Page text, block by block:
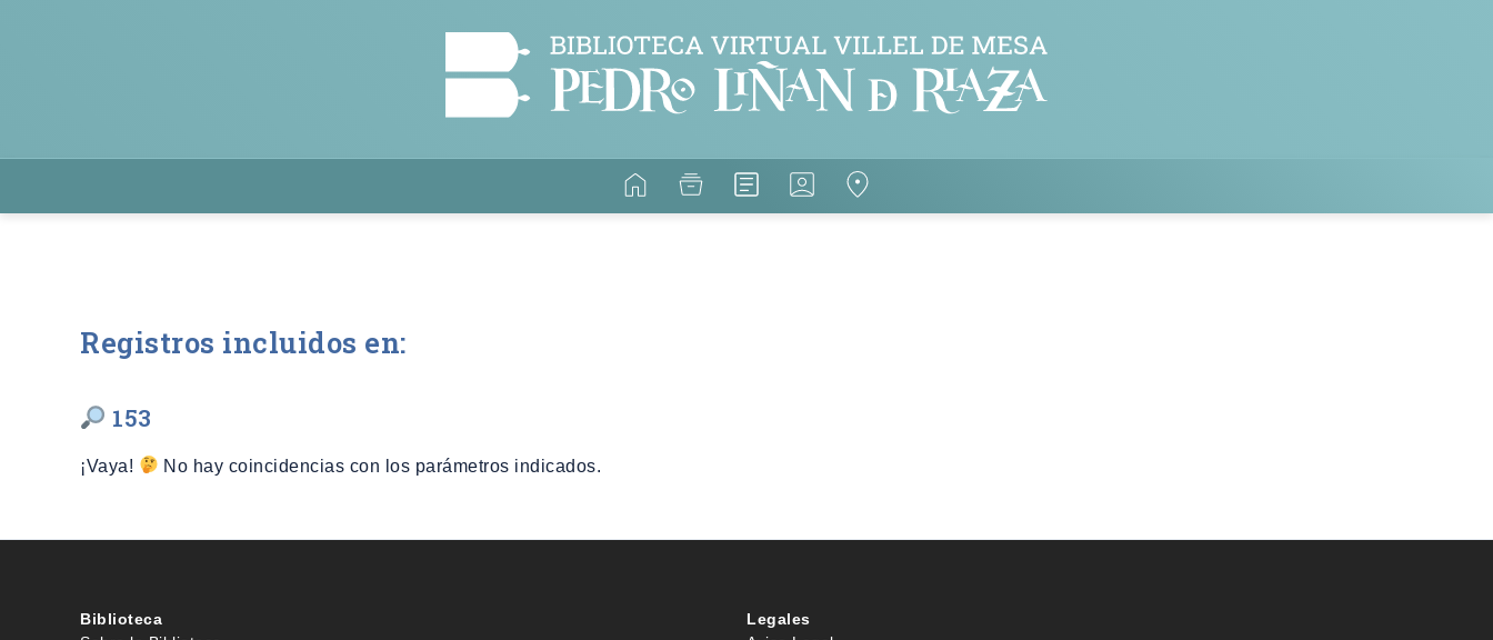
Registros incluidos en:
153
¡Vaya! No hay coincidencias con los parámetros indicados.
Biblioteca
Legales